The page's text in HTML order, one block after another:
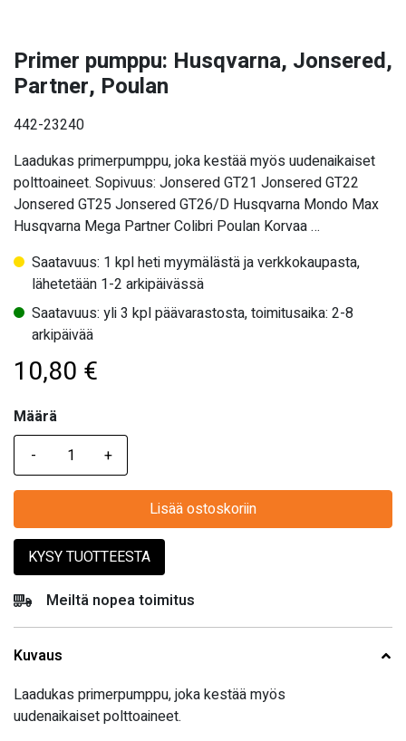
Primer pumppu: Husqvarna, Jonsered,
Partner, Poulan
442-23240
Laadukas primerpumppu, joka kestää myös uudenaikaiset
polttoaineet. Sopivuus: Jonsered GT21 Jonsered GT22
Jonsered GT25 Jonsered GT26/D Husqvarna Mondo Max
Husqvarna Mega Partner Colibri Poulan Korvaa …
Saatavuus: 1 kpl heti myymälästä ja verkkokaupasta,
lähetetään 1-2 arkipäivässä
Saatavuus: yli 3 kpl päävarastosta, toimitusaika: 2-8
arkipäivää
10,80 €
Määrä
Määrä
Lisää ostoskoriin
KYSY TUOTTEESTA
Meiltä nopea toimitus
Kuvaus
Laadukas primerpumppu, joka kestää myös
uudenaikaiset polttoaineet.